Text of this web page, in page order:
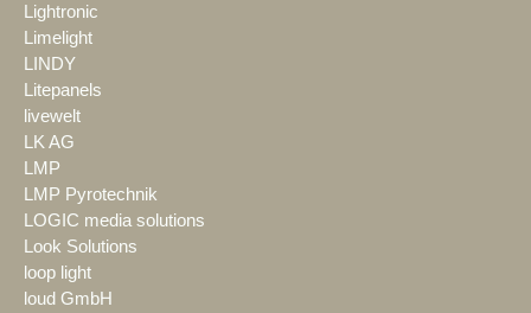
Lightronic
Limelight
LINDY
Litepanels
livewelt
LK AG
LMP
LMP Pyrotechnik
LOGIC media solutions
Look Solutions
loop light
loud GmbH